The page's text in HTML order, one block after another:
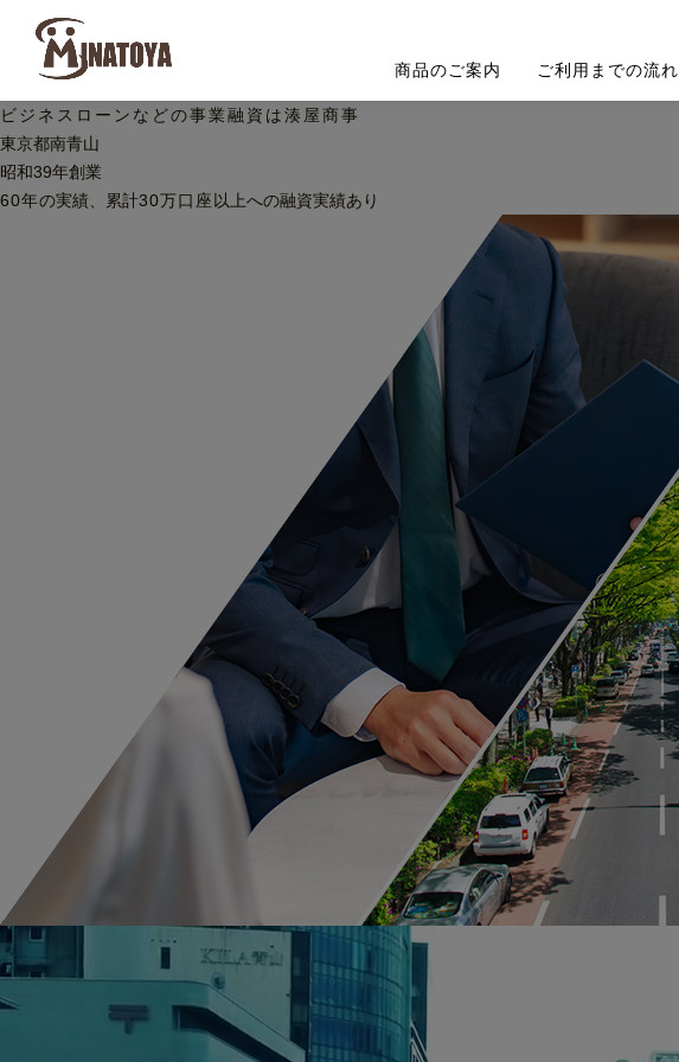
商品のご案内 ご利用までの流れ
ビジネスローンなどの事業融資は湊屋商事
東京都南青山
昭和39年創業
60年の実績、累計30万口座 以上への融資実績あり